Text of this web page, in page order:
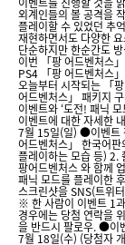
외계인들의 볼 공격을
플레이할 수 있었던 추
재현하면서도 다양한
단순하지만 한순간도
이번 「팡 어드벤처스
PS4 「팡 어드벤처스
오늘부터 시작되는 「
어드벤처스」 패키지
이벤트와 ‘도전! 패닉
이벤트에 대한 자세한
7월 15일(일) ●이벤트
어드벤처스」 한국어
플레이하는 모습 등) 2.
팡어드벤처스 와 함께
패닉 모드를 플레이한
스크린샷을 SNS(트위
※ 한 사람이 이벤트 1
경우에는 당첨 연락을
을 반드시 팔로우. ●이
7월 18일(수) (당첨자